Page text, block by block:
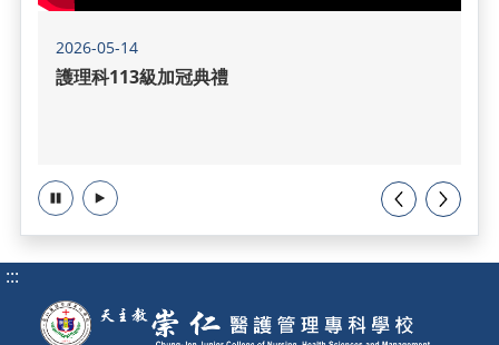
暫停 播放
2026-05-14
護理科113級加冠典禮
:::